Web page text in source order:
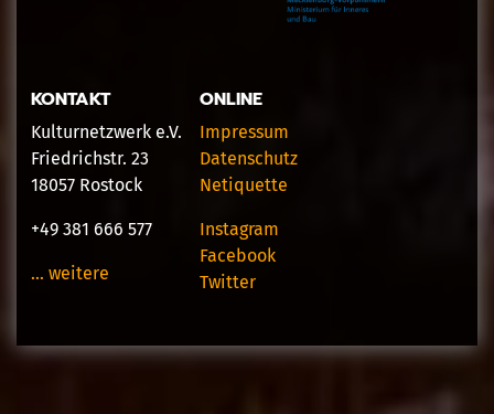
KONTAKT
Kulturnetzwerk e.V.
Friedrichstr. 23
18057 Rostock
+49 381 666 577
… weitere
ONLINE
Impressum
Datenschutz
Netiquette
Instagram
Facebook
Twitter